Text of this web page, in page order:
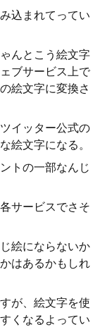
込まれてってい
んとこう絵文字
ブサービス上で
絵文字に変換さ
イッター公式の
絵文字になる。
トの一部なんじ
サービスでさそ
絵にならないか
はあるかもしれ
が、絵文字を使
くなるよってい